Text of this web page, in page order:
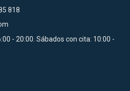
818
- 20:00. Sábados con cita: 10:00 -